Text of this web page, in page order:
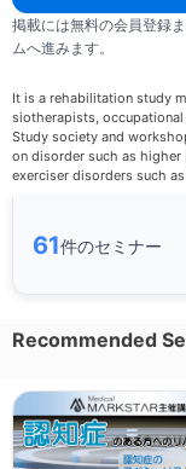
掲載には無料の会員登録
ムへ進みます。
It is a rehabilitation study
siotherapists,
Study society and
on disorder such as
exerciser disorders such
61件のセミナー
Recommended